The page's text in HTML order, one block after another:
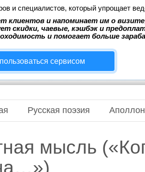
и специалистов, который упрощает
клиентов и напоминает им о
скидки, чаевые, кэшбэк и
и помогает больше
сервисом
Русская поэзия
мысль